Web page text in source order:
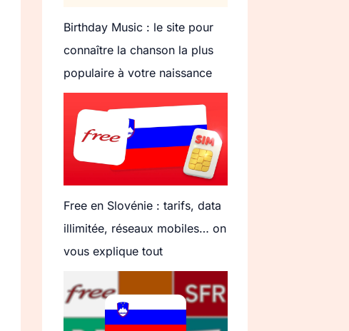
Birthday Music : le site pour
connaître la chanson la plus
populaire à votre naissance
Free en Slovénie : tarifs, data
illimitée, réseaux mobiles… on
vous explique tout